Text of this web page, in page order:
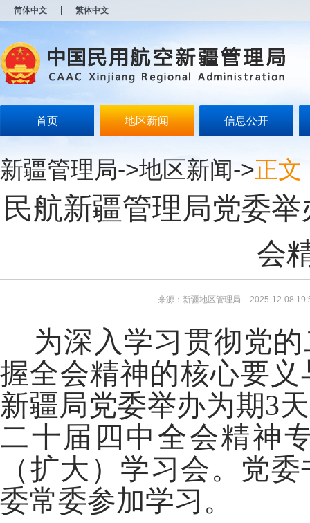
简体中文 繁体中文
首页 地区新闻 信息公开
新疆管理局->地区新闻->正文
民航新疆管理局党委
会
来源：新疆地区管理局 2025-12-08
为深入学习贯彻党的
握全会精神的核心要
新疆局党委举办为期3
二十届四中全会精神
（扩大）学习会。党
委常委参加学习。
开
无
障
说
Alt
加
浪
键
模